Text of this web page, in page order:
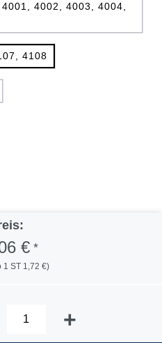
4002, 4003, 4004,
4108
€*
1 ST 1,72 €)
+